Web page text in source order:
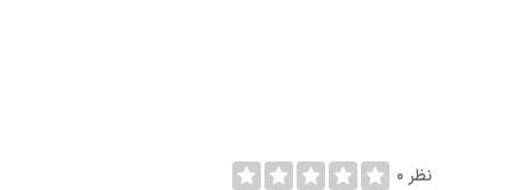
0 نظر